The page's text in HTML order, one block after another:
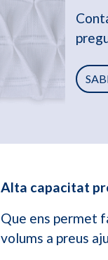
Alta capacitat
Que ens permet
volums a preus